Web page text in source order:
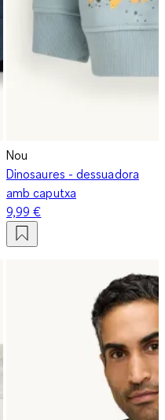
Nou
Dinosaures - dessuadora
amb caputxa
9,99 €